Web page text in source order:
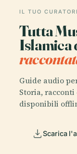
IL TUO
Tutta
Islamica
Guide audio
Storia,
disponibili
Scarica